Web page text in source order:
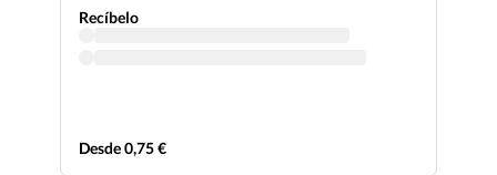
Recíbelo
Desde 0,75 €